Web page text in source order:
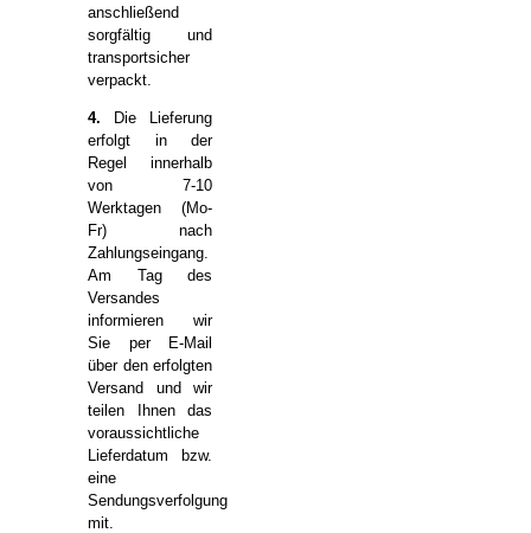
anschließend
sorgfältig und
transportsicher
verpackt.
4. Die Lieferung
erfolgt in der
Regel innerhalb
von 7-10
Werktagen (Mo-
Fr) nach
Zahlungseingang.
Am Tag des
Versandes
informieren wir
Sie per E-Mail
über den erfolgten
Versand und wir
teilen Ihnen das
voraussichtliche
Lieferdatum bzw.
eine
Sendungsverfolgung
mit.